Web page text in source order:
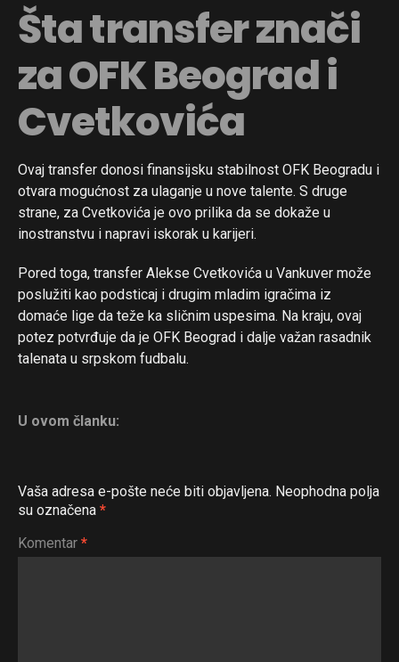
Šta transfer znači
za OFK Beograd i
Cvetkovića
Ovaj transfer donosi finansijsku stabilnost OFK Beogradu i
otvara mogućnost za ulaganje u nove talente. S druge
strane, za Cvetkovića je ovo prilika da se dokaže u
inostranstvu i napravi iskorak u karijeri.
Pored toga, transfer Alekse Cvetkovića u Vankuver može
poslužiti kao podsticaj i drugim mladim igračima iz
domaće lige da teže ka sličnim uspesima. Na kraju, ovaj
potez potvrđuje da je OFK Beograd i dalje važan rasadnik
talenata u srpskom fudbalu.
U ovom članku:
Vaša adresa e-pošte neće biti objavljena. Neophodna polja
su označena *
Komentar *